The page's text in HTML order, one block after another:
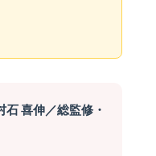
喜伸／総監修・